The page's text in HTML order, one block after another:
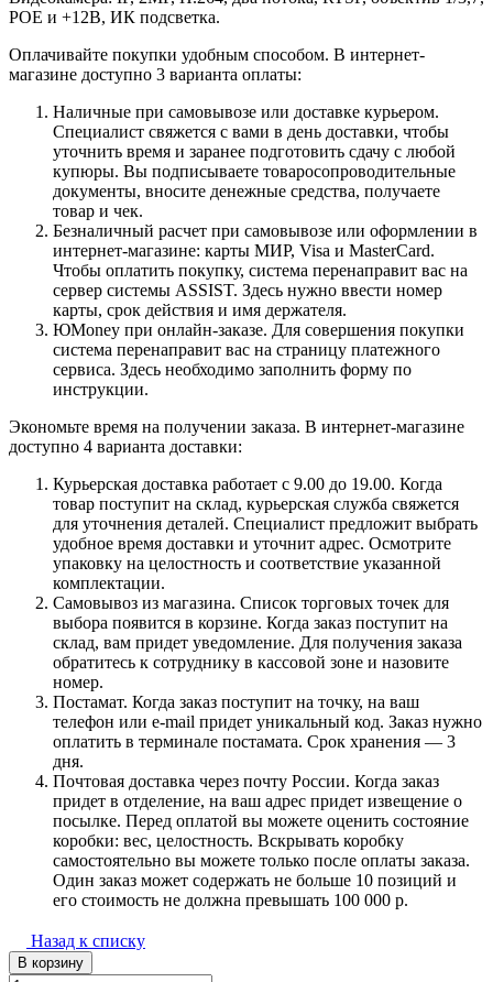
POE и +12В, ИК подсветка.
Оплачивайте покупки удобным способом. В интернет-
магазине доступно 3 варианта оплаты:
Наличные при самовывозе или доставке курьером.
Специалист свяжется с вами в день доставки, чтобы
уточнить время и заранее подготовить сдачу с любой
купюры. Вы подписываете товаросопроводительные
документы, вносите денежные средства, получаете
товар и чек.
Безналичный расчет при самовывозе или оформлении в
интернет-магазине: карты МИР, Visa и MasterCard.
Чтобы оплатить покупку, система перенаправит вас на
сервер системы ASSIST. Здесь нужно ввести номер
карты, срок действия и имя держателя.
ЮMoney при онлайн-заказе. Для совершения покупки
система перенаправит вас на страницу платежного
сервиса. Здесь необходимо заполнить форму по
инструкции.
Экономьте время на получении заказа. В интернет-магазине
доступно 4 варианта доставки:
Курьерская доставка работает с 9.00 до 19.00. Когда
товар поступит на склад, курьерская служба свяжется
для уточнения деталей. Специалист предложит выбрать
удобное время доставки и уточнит адрес. Осмотрите
упаковку на целостность и соответствие указанной
комплектации.
Самовывоз из магазина. Список торговых точек для
выбора появится в корзине. Когда заказ поступит на
склад, вам придет уведомление. Для получения заказа
обратитесь к сотруднику в кассовой зоне и назовите
номер.
Постамат. Когда заказ поступит на точку, на ваш
телефон или e-mail придет уникальный код. Заказ нужно
оплатить в терминале постамата. Срок хранения — 3
дня.
Почтовая доставка через почту России. Когда заказ
придет в отделение, на ваш адрес придет извещение о
посылке. Перед оплатой вы можете оценить состояние
коробки: вес, целостность. Вскрывать коробку
самостоятельно вы можете только после оплаты заказа.
Один заказ может содержать не больше 10 позиций и
его стоимость не должна превышать 100 000 р.
Назад к списку
В корзину